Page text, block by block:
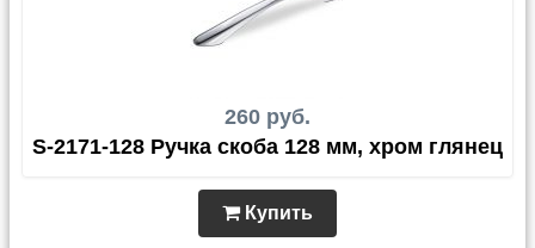
260 руб.
S-2171-128 Ручка скоба 128 мм, хром глянец
Купить